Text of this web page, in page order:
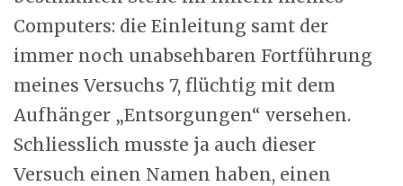
Computers: die Einleitung samt der
immer noch unabsehbaren Fortführung
meines Versuchs 7, flüchtig mit dem
Aufhänger „Entsorgungen“ versehen.
Schliesslich musste ja auch dieser
Versuch einen Namen haben, einen